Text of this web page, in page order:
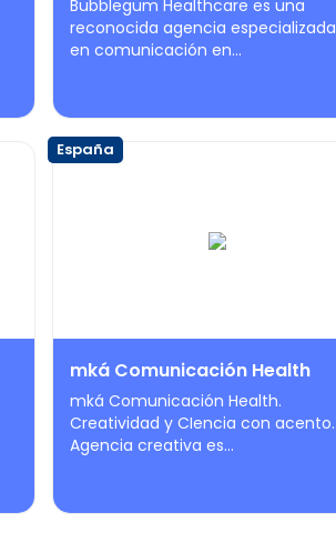
Bubblegum Healthcare es una
reconocida agencia especializada
en comunicación en...
España
mká Comunicación Health
mká Comunicación Health.
Creatividad y CIencia con acento.
Agencia creativa es...